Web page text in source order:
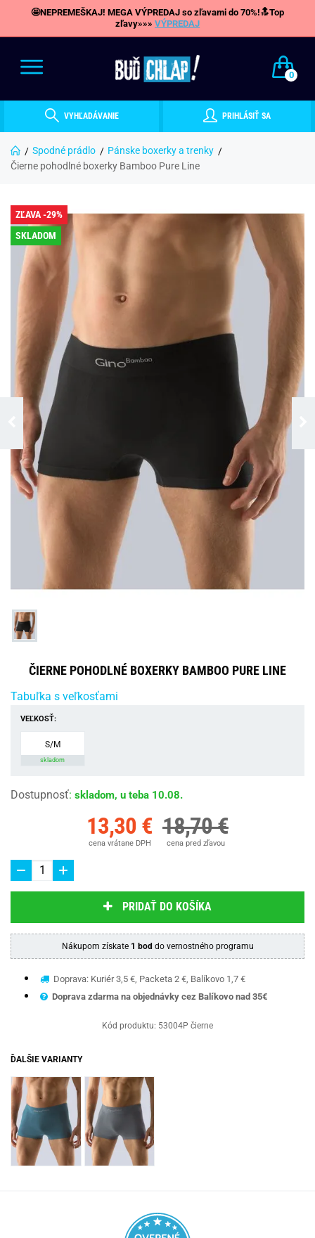
🤩NEPREMEŠKAJ! MEGA VÝPREDAJ so zľavami do 70%!🔝Top
zľavy»»» VÝPREDAJ
0
VYHĽADÁVANIE PRIHLÁSIŤ SA
Spodné prádlo
Pánske boxerky a trenky
Čierne pohodlné boxerky Bamboo Pure Line
ZĽAVA -29%
SKLADOM
ČIERNE POHODLNÉ BOXERKY BAMBOO PURE LINE
Tabuľka s veľkosťami
VEĽKOSŤ:
S/M
skladom
Dostupnosť: skladom, u teba 10.08.
13,30 €
cena vrátane DPH
18,70 €
cena pred zľavou
PRIDAŤ DO KOŠÍKA
Nákupom získate 1 bod do vernostného programu
Doprava: Kuriér 3,5 €, Packeta 2 €, Balíkovo 1,7 €
Doprava zdarma na objednávky cez Balíkovo nad 35€
Kód produktu: 53004P čierne
ĎALŠIE VARIANTY